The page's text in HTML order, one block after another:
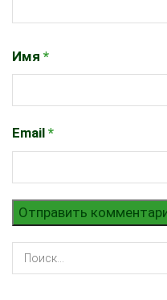
Имя *
Email *